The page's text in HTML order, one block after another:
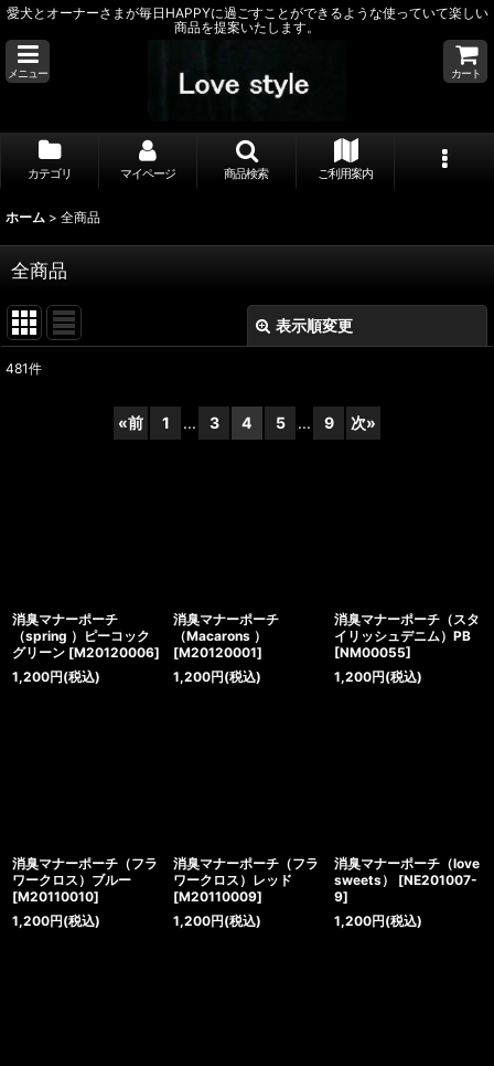
愛犬とオーナーさまが毎日HAPPYに過ごすことができるような使っていて楽しい
商品を提案いたします。
メニュー カート
カテゴリ マイページ 商品検索 ご利用案内
ホーム > 全商品
全商品
表示順変更
481件
«前 1 ... 3 4 5 ... 9 次»
消臭マナーポーチ
（spring ）ピーコック
グリーン [M20120006]
1,200円(税込)
消臭マナーポーチ
（Macarons ）
[M20120001]
1,200円(税込)
消臭マナーポーチ（スタ
イリッシュデニム）PB
[NM00055]
1,200円(税込)
消臭マナーポーチ（フラ
ワークロス）ブルー
[M20110010]
1,200円(税込)
消臭マナーポーチ（フラ
ワークロス）レッド
[M20110009]
1,200円(税込)
消臭マナーポーチ（love
sweets）
[NE201007-
9]
1,200円(税込)